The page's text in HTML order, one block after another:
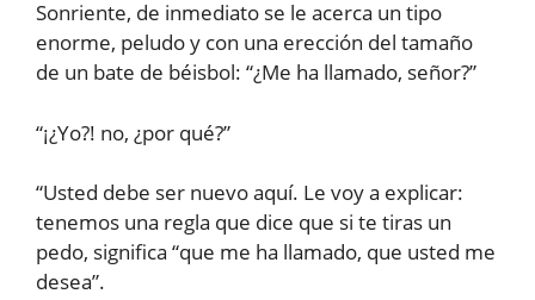
Sonriente, de inmediato se le acerca un tipo
enorme, peludo y con una erección del tamaño
de un bate de béisbol: “¿Me ha llamado, señor?”
“¡¿Yo?! no, ¿por qué?”
“Usted debe ser nuevo aquí. Le voy a explicar:
tenemos una regla que dice que si te tiras un
pedo, significa “que me ha llamado, que usted me
desea”.